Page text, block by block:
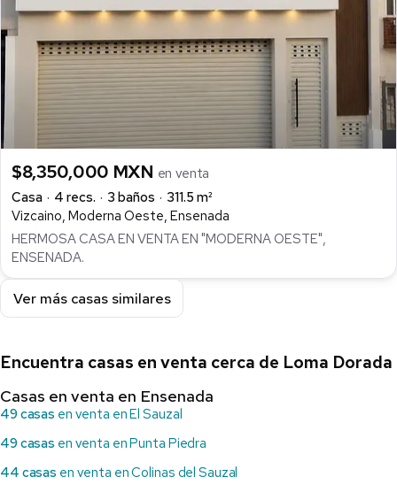
$8,350,000 MXN en venta
Casa
4 recs. 3 baños
311.5 m²
Vizcaino, Moderna Oeste, Ensenada
HERMOSA CASA EN VENTA EN "MODERNA OESTE",
ENSENADA.
Ver más casas similares
Encuentra casas en venta cerca de Loma Dorada
Casas en venta en Ensenada
49 casas en venta en El Sauzal
49 casas en venta en Punta Piedra
44 casas en venta en Colinas del Sauzal